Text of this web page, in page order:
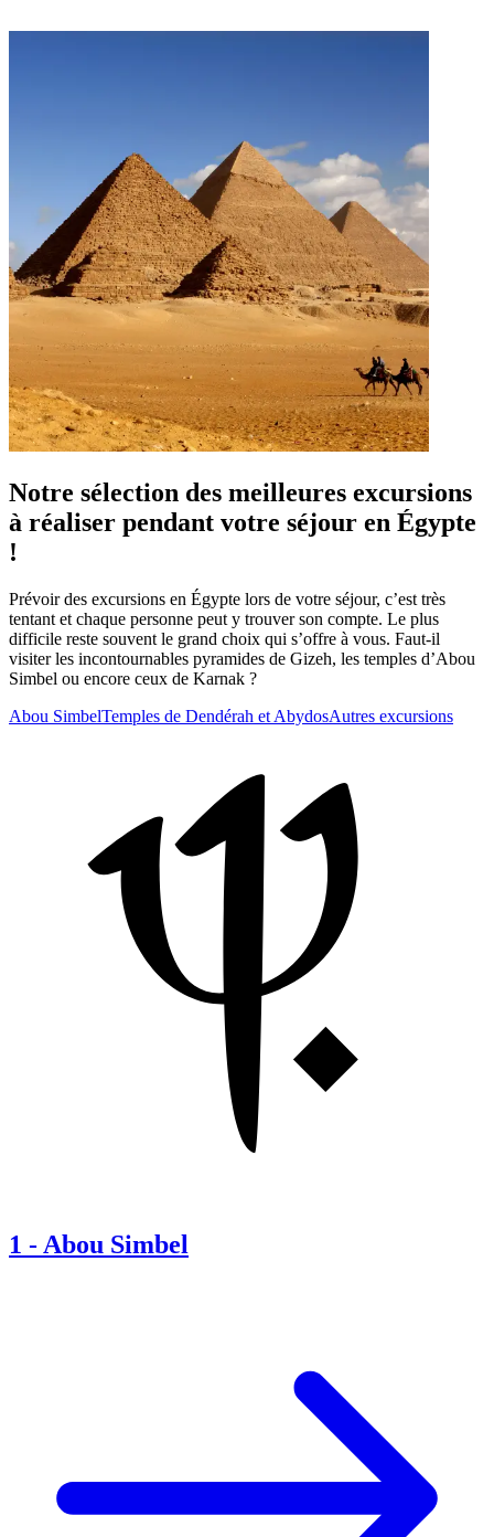
Notre sélection des meilleures excursions
à réaliser pendant votre séjour en Égypte
!
Prévoir des excursions en Égypte lors de votre séjour, c’est très
tentant et chaque personne peut y trouver son compte. Le plus
difficile reste souvent le grand choix qui s’offre à vous. Faut-il
visiter les incontournables pyramides de Gizeh, les temples d’Abou
Simbel ou encore ceux de Karnak ?
Abou SimbelTemples de Dendérah et AbydosAutres excursions
1 - Abou Simbel